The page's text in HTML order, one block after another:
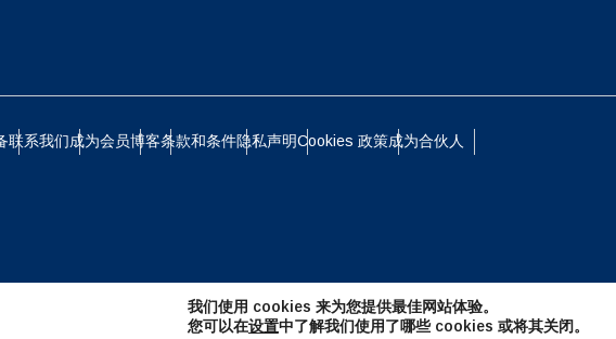
联系我们成为会员博客条款和条件隐私声明Cookies 政策成为合伙人
Polski
简体中文 繁體中文
CAD - 加元（$）
CHF - 瑞士法郎 NZD - 新西兰元（$）
我们使用 cookies 来为您提供最佳网站体验。
您可以在设置中了解我们使用了哪些 cookies 或将其关闭。